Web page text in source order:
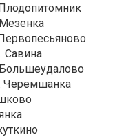
Савина
Черемшанка